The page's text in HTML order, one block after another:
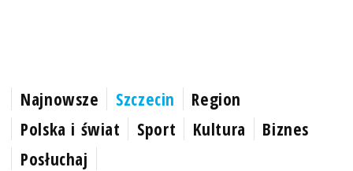
Najnowsze Szczecin
Region
Polska i świat
Sport Kultura
Biznes
Posłuchaj